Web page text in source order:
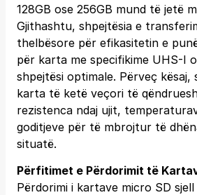
128GB ose 256GB mund të jetë
Gjithashtu, shpejtësia e
thelbësore për efikasitetin e
për karta me specifikime UHS-I
shpejtësi optimale. Përveç kësaj,
karta të ketë veçori të
rezistenca ndaj ujit,
goditjeve për të mbrojtur të
situatë.
Përfitimet e Përdorimit të
Përdorimi i kartave micro SD sjell